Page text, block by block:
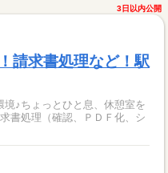
3日以内公開
請求書処理など！駅
♪ちょっとひと息、休憩室を
処理（確認、ＰＤＦ化、シ